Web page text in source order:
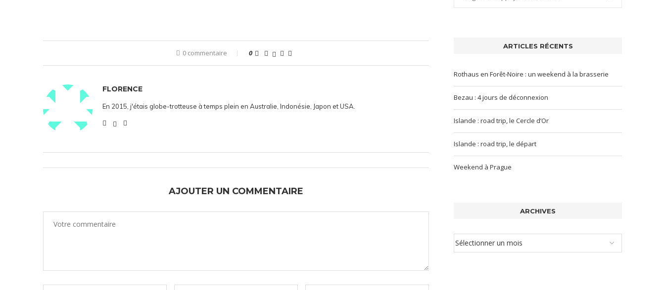
0 commentaire 0
FLORENCE
En 2015, j'étais globe-trotteuse à temps plein en Australie, Indonésie, Japon et USA.
AJOUTER UN COMMENTAIRE
ARTICLES RÉCENTS
Rothaus en Forêt-Noire : un weekend à la brasserie
Bezau : 4 jours de déconnexion
Islande : road trip, le Cercle d’Or
Islande : road trip, le départ
Weekend à Prague
ARCHIVES